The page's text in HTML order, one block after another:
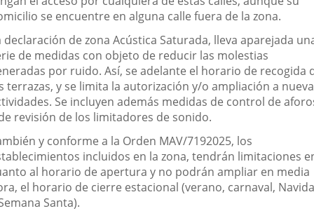
se encuentre en alguna calle fuera de la zona.
declaración de zona Acústica Saturada, lleva aparejada
de medidas con objeto de reducir las molestias
por ruido. Así, se adelante el horario de recogida
terrazas, y se limita la autorización y/o ampliación a
Se incluyen además medidas de control de
revisión de los limitadores de sonido.
y conforme a la Orden MAV/7192025, los
incluidos en la zona, tendrán limitaciones
al horario de apertura y no podrán ampliar en media
el horario de cierre estacional (verano, carnaval,
Santa).